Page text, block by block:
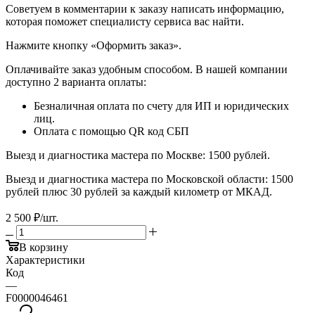
​​​​​​​Советуем в комментарии к заказу написать информацию,
которая поможет специалисту сервиса вас найти.
​​​​​​​Нажмите кнопку «Оформить заказ».
Оплачивайте заказ удобным способом. В нашей компании
доступно 2 варианта оплаты:
Безналичная оплата по счету для ИП и юридических
лиц.
Оплата с помощью QR код СБП
Выезд и диагностика мастера по Москве: 1500 рублей.
Выезд и диагностика мастера по Московской области: 1500
рублей плюс 30 рублей за каждый километр от МКАД.
2 500 ₽/шт.
В корзину
Характеристики
Код
—
F0000046461